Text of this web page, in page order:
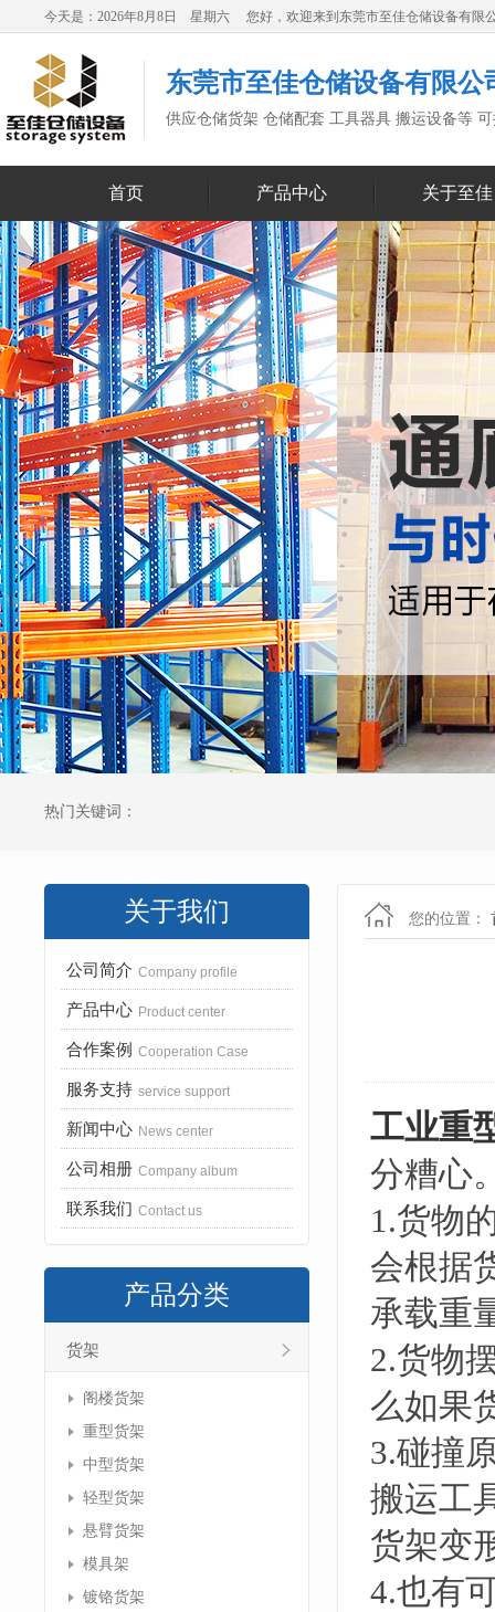
今天是：2026年8月8日 星期六 您好，欢迎来到东莞市至佳仓储设备有限
东莞市至佳仓储设备有限公
供应仓储货架 仓储配套 工具器具 搬运设备等
首页 产品中心 关于至佳
热门关键词：
关于我们
公司简介 Company profile
产品中心 Product center
合作案例 Cooperation Case
服务支持 service support
新闻中心 News center
公司相册 Company album
联系我们 Contact us
产品分类
货架
阁楼货架
重型货架
中型货架
轻型货架
悬臂货架
模具架
镀铬货架
您的位置：
工业重
分糟心
1.货物
会根据
承载重
2.货物
么如果
3.碰撞
搬运工
货架变
4.也有